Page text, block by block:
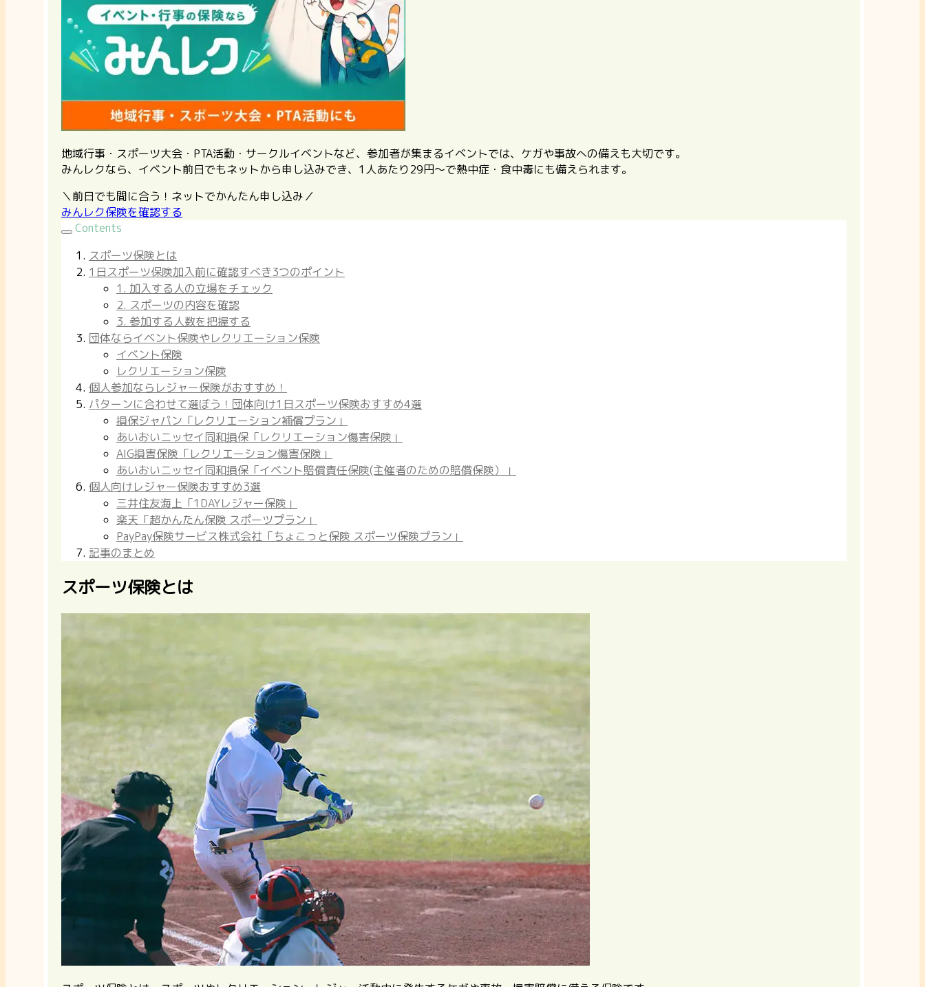
地域行事・スポーツ大会・PTA活動・サークルイベントなど、参加者が集まるイベントでは、ケガや事故への備えも大切です。
みんレクなら、イベント前日でもネットから申し込みでき、1人あたり29円〜で熱中症・食中毒にも備えられます。
＼前日でも間に合う！ネットでかんたん申し込み／
みんレク保険を確認する
Contents
スポーツ保険とは
1日スポーツ保険加入前に確認すべき3つのポイント
1. 加入する人の立場をチェック
2. スポーツの内容を確認
3. 参加する人数を把握する
団体ならイベント保険やレクリエーション保険
イベント保険
レクリエーション保険
個人参加ならレジャー保険がおすすめ！
パターンに合わせて選ぼう！団体向け1日スポーツ保険おすすめ4選
損保ジャパン「レクリエーション補償プラン」
あいおいニッセイ同和損保「レクリエーション傷害保険」
AIG損害保険「レクリエーション傷害保険」
あいおいニッセイ同和損保「イベント賠償責任保険(主催者のための賠償保険）」
個人向けレジャー保険おすすめ3選
三井住友海上「1DAYレジャー保険」
楽天「超かんたん保険 スポーツプラン」
PayPay保険サービス株式会社「ちょこっと保険 スポーツ保険プラン」
記事のまとめ
スポーツ保険とは